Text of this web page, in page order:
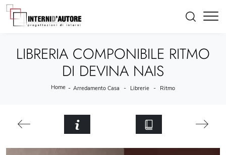
LIBRERIA COMPONIBILE RITMO
DI DEVINA NAIS
Home - Arredamento Casa - Librerie - Ritmo